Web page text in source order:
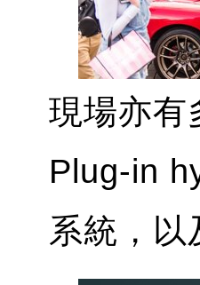
現場亦有
Plug-in
系統，